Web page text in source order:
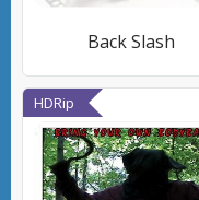
Back Slash
HDRip